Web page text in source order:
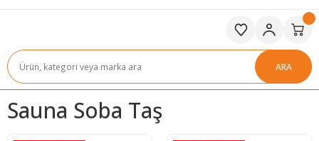
ARA
Sauna Soba Taş